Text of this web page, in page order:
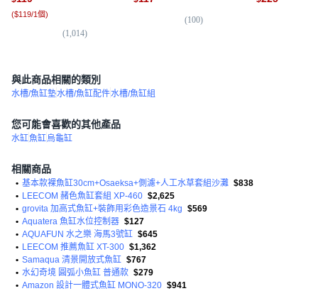
($119/1個)
(1,014)
(100)
與此商品相關的類別
水槽/魚缸墊水槽/魚缸配件水槽/魚缸組
您可能會喜歡的其他產品
水缸魚缸烏龜缸
相關商品
• 基本款裸魚缸30cm+Osaeksa+側濾+人工水草套組沙灘 $838
• LEECOM 赭色魚缸套組 XP-460 $2,625
• grovita 加高式魚缸+裝飾用彩色造景石 4kg $569
• Aquatera 魚缸水位控制器 $127
• AQUAFUN 水之樂 海馬3號缸 $645
• LEECOM 推薦魚缸 XT-300 $1,362
• Samaqua 清景開放式魚缸 $767
• 水幻奇境 圓弧小魚缸 普通款 $279
• Amazon 設計一體式魚缸 MONO-320 $941